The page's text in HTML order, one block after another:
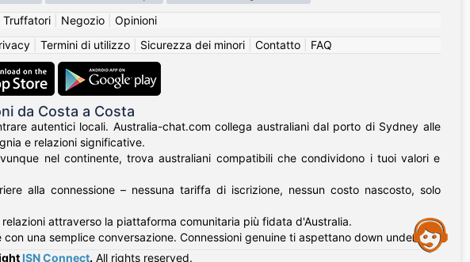
Truffatori| Negozio| Opinioni
Termini di utilizzo Sicurezza dei minori Contatto FAQ
da Costa a Costa
autentici locali. Australia-chat.com collega australiani dal porto di Sydney alle
e relazioni significative.
nel continente, trova australiani compatibili che condividono i tuoi valori e
alla connessione – nessuna tariffa di iscrizione, nessun costo nascosto, solo
attraverso la piattaforma comunitaria più fidata d'Australia.
una semplice conversazione. Connessioni genuine ti aspettano down under.
ISN Connect. All rights reserved.
Assistance